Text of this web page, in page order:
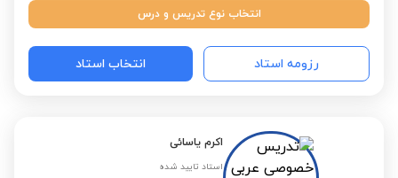
انتخاب نوع تدریس و درس
رزومه استاد انتخاب استاد
اکرم یاسائی
استاد تایید شده